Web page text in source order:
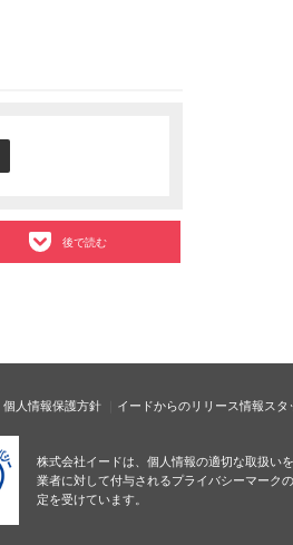
後で読む
個人情報保護方針 イードからのリリース情報スタ
株式会社イードは、個人情報の適切な取扱い
業者に対して付与されるプライバシーマーク
定を受けています。